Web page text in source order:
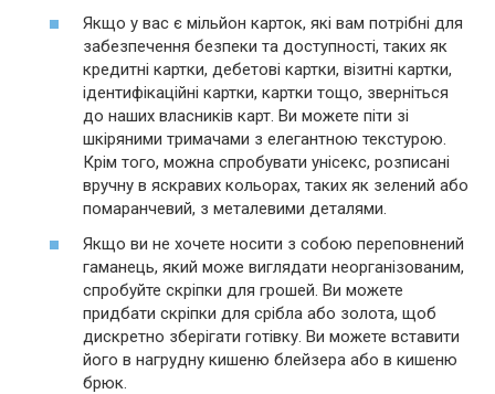
Якщо у вас є мільйон карток, які вам потрібні для
забезпечення безпеки та доступності, таких як
кредитні картки, дебетові картки, візитні картки,
ідентифікаційні картки, картки тощо, зверніться
до наших власників карт. Ви можете піти зі
шкіряними тримачами з елегантною текстурою.
Крім того, можна спробувати унісекс, розписані
вручну в яскравих кольорах, таких як зелений або
помаранчевий, з металевими деталями.
Якщо ви не хочете носити з собою переповнений
гаманець, який може виглядати неорганізованим,
спробуйте скріпки для грошей. Ви можете
придбати скріпки для срібла або золота, щоб
дискретно зберігати готівку. Ви можете вставити
його в нагрудну кишеню блейзера або в кишеню
брюк.